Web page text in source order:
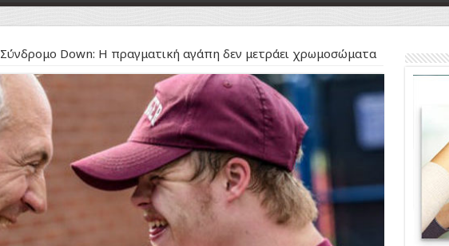
Σύνδρομο Down: Η πραγματική αγάπη δεν μετράει χρωμοσώματα